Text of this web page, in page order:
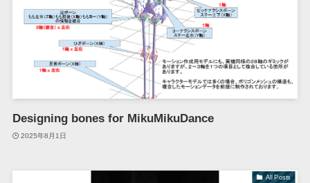
Designing bones for MikuMikuDance
2025年8月1日
All Posts